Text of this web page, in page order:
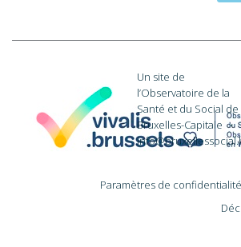
Un site de
l’Observatoire de la
Santé et du Social de
Bruxelles-Capitale ·
Paramètres de confidentialité